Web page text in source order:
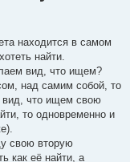
находится в самом
найти.
вид, что ищем?
над самим собой, то
вид, что ищем свою
то одновременно и
свою вторую
как её найти, а